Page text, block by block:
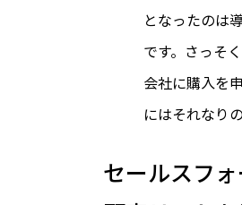
となったのは
です。さっそ
会社に購入を
にはそれなり
セールスフ